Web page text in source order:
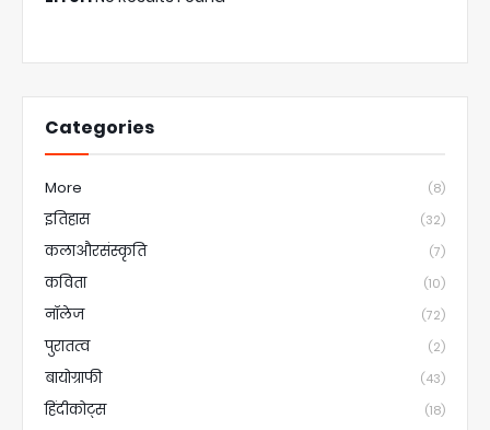
Categories
More (8)
इतिहास (32)
कलाऔरसंस्कृति (7)
कविता (10)
नॉलेज (72)
पुरातत्व (2)
बायोग्राफी (43)
हिंदीकोट्स (18)